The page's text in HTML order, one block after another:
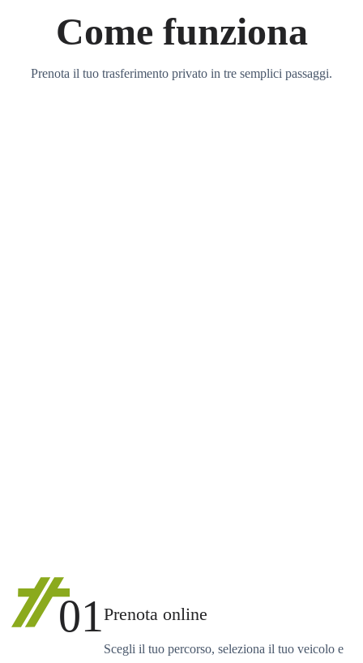
Come funziona
Prenota il tuo trasferimento privato in tre semplici passaggi.
01Prenota online
Scegli il tuo percorso, seleziona il tuo veicolo e